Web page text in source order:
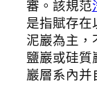
審。該規范
是指賦存在
泥巖為主，
鹽巖或硅質
巖層系內并